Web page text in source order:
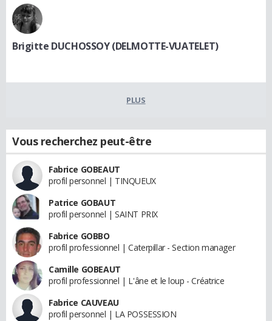
Brigitte DUCHOSSOY (DELMOTTE-VUATELET)
PLUS
Vous recherchez peut-être
Fabrice GOBEAUT
profil personnel | TINQUEUX
Patrice GOBAUT
profil personnel | SAINT PRIX
Fabrice GOBBO
profil professionnel | Caterpillar - Section manager
Camille GOBEAUT
profil professionnel | L'âne et le loup - Créatrice
Fabrice CAUVEAU
profil personnel | LA POSSESSION